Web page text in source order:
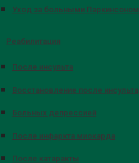
Уход за больными Паркинсоном
Реабилитация
После инсульта
Восстановление после инсульта
Больных депрессией
После инфаркта миокарда
После катаракты